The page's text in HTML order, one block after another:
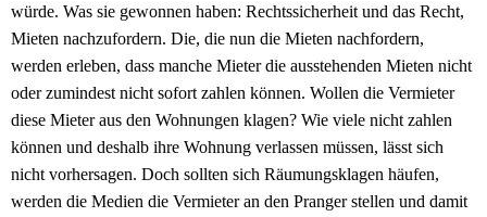
würde. Was sie gewonnen haben: Rechtssicherheit und das Recht,
Mieten nachzufordern. Die, die nun die Mieten nachfordern,
werden erleben, dass manche Mieter die ausstehenden Mieten nicht
oder zumindest nicht sofort zahlen können. Wollen die Vermieter
diese Mieter aus den Wohnungen klagen? Wie viele nicht zahlen
können und deshalb ihre Wohnung verlassen müssen, lässt sich
nicht vorhersagen. Doch sollten sich Räumungsklagen häufen,
werden die Medien die Vermieter an den Pranger stellen und damit